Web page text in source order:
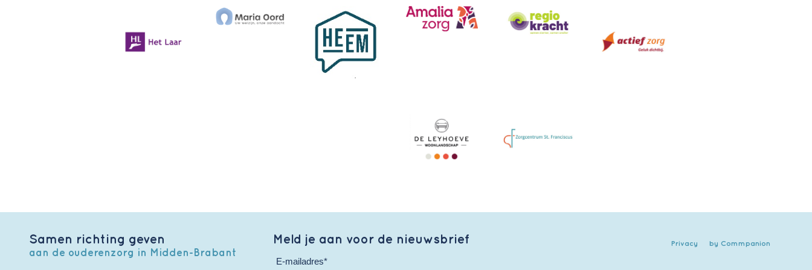
Samen richting geven
aan de ouderenzorg in Midden-Brabant
Meld je aan voor de nieuwsbrief
E-mailadres*
Privacy by Commpanion